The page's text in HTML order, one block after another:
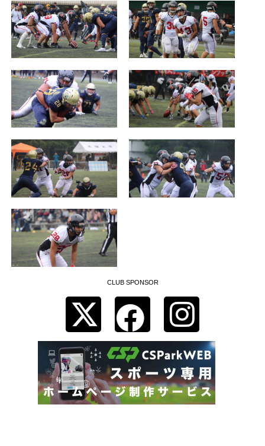
CLUB SPONSOR